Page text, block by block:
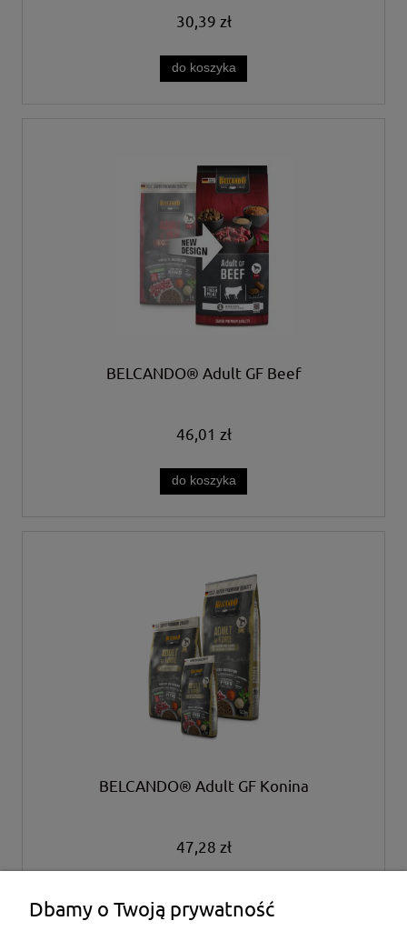
30,39 zł
do koszyka
BELCANDO® Adult GF Beef
46,01 zł
do koszyka
BELCANDO® Adult GF Konina
47,28 zł
Dbamy o Twoją prywatność